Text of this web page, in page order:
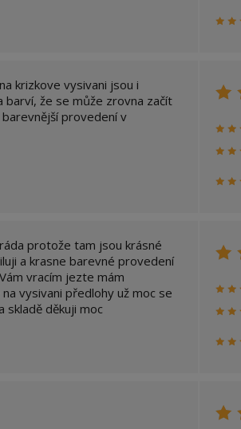
krizkove vysivani jsou i
barví, že se může zrovna začít
provedení v
protože tam jsou krásné
a krasne barevné provedení
vracím jezte mám
vysivani předlohy už moc se
skladě děkuji moc